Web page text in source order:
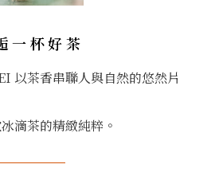
一杯好茶
以茶香串聯人與自然的悠然片
滴茶的精緻純粹。